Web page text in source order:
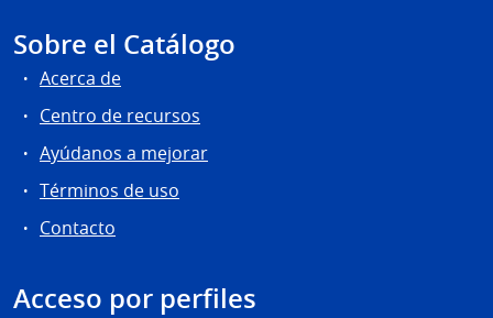
Sobre el Catálogo
Acerca de
Centro de recursos
Ayúdanos a mejorar
Términos de uso
Contacto
Acceso por perfiles